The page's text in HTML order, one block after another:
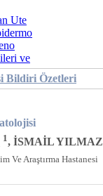
Ute
ve
Bildiri Özetleri
1, İSMAİL YILMAZ
Ve Araştırma Hastanesi